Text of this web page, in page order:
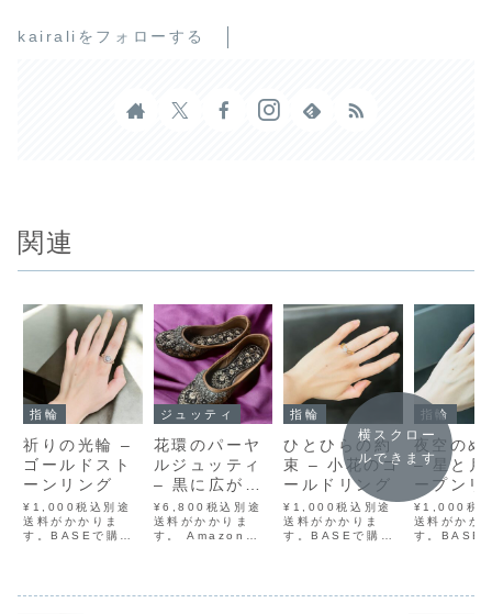
kairaliをフォローする
関連
指輪
祈りの光輪 –
ゴールドスト
ーンリング
¥1,000税込別途
送料がかかりま
す。BASEで購入
購入中心に据えら
ジュッティ
花環のパーヤ
ルジュッティ
– 黒に広がる
曼荼羅の金刺
繍
¥6,800税込別途
送料がかかりま
す。 Amazonで
Yahoo!フリマで
指輪
ひとひらの約
束 – 小花のゴ
ールドリング
¥1,000税込別途
送料がかかりま
す。BASEで購入
購入小さな小さな
指輪
夜空のめ
– 星と月
ープンリ
¥1,000税
送料がかか
す。BASE
購入星と月
横スクロー
ルできます